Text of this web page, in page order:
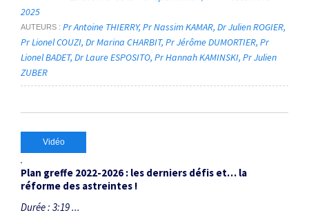
2025
AUTEURS Pr Antoine THIERRY Pr Nassim KAMAR Dr Julien ROGIER
Pr Lionel COUZI Dr Marina CHARBIT Pr Jérôme DUMORTIER Pr
Lionel BADET Dr Laure ESPOSITO Pr Hannah KAMINSKI Pr Julien
ZUBER
Vidéo
Plan greffe 2022-2026 : les derniers défis et… la
réforme des astreintes !
Durée : 3:19 ...